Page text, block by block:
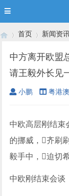
首页
›
新闻资
中方离开欧盟
请王毅外长见
小鹏 粤港澳
中欧高层刚结束
的挪威，齐刷
毅手中，迫切
中欧刚结束会谈